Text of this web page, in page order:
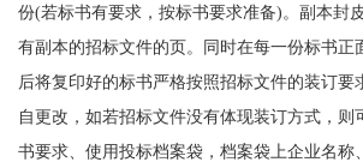
份(若标书有要求，按标书要求准备)。副本封
有副本的招标文件的页。同时在每一份标书正
后将复印好的标书严格按照招标文件的装订要
自更改，如若招标文件没有体现装订方式，则
书要求、使用投标档案袋，档案袋上企业名称